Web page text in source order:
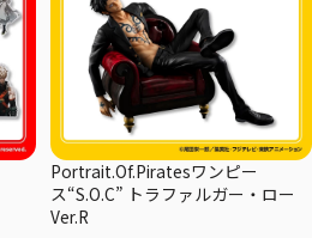
Portrait.Of.Piratesワンピー
ス“S.O.C” トラファルガー・ロー
Ver.R